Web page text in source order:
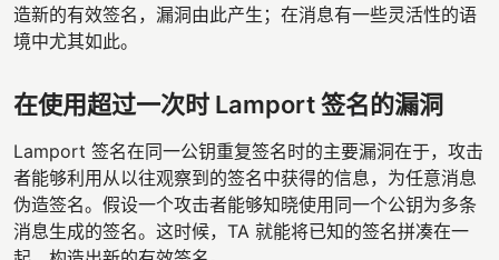
造新的有效签名，漏洞由此产生；在消息有一些灵活性的语
境中尤其如此。
在使用超过一次时 Lamport 签名的漏洞
Lamport 签名在同一公钥重复签名时的主要漏洞在于，攻击
者能够利用从以往观察到的签名中获得的信息，为任意消息
伪造签名。假设一个攻击者能够知晓使用同一个公钥为多条
消息生成的签名。这时候，TA 就能将已知的签名拼凑在一